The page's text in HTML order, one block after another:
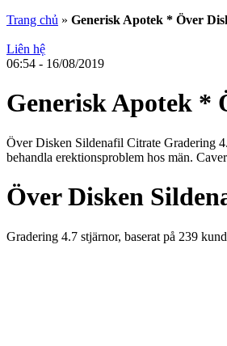
Trang chủ » Generisk Apotek * Över
Liên hệ
06:54 - 16/08/2019
Generisk Apotek *
Över Disken Sildenafil Citrate Gradering
behandla erektionsproblem hos män.
Över Disken
Gradering 4.7 stjärnor, baserat på 239